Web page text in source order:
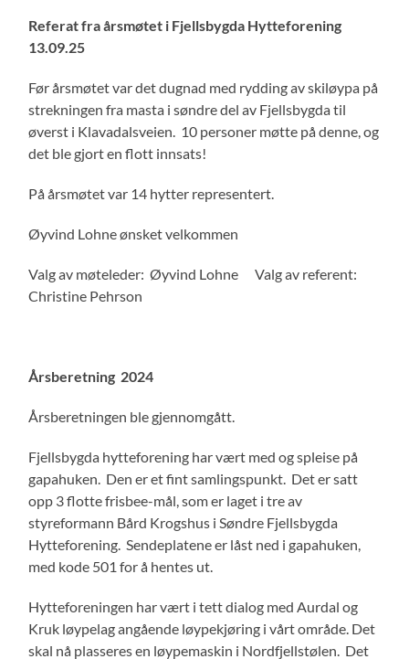
Referat fra årsmøtet i Fjellsbygda Hytteforening
13.09.25
Før årsmøtet var det dugnad med rydding av skiløypa på
strekningen fra masta i søndre del av Fjellsbygda til
øverst i Klavadalsveien. 10 personer møtte på denne, og
det ble gjort en flott innsats!
På årsmøtet var 14 hytter representert.
Øyvind Lohne ønsket velkommen
Valg av møteleder: Øyvind Lohne Valg av referent:
Christine Pehrson
Årsberetning 2024
Årsberetningen ble gjennomgått.
Fjellsbygda hytteforening har vært med og spleise på
gapahuken. Den er et fint samlingspunkt. Det er satt
opp 3 flotte frisbee-mål, som er laget i tre av
styreformann Bård Krogshus i Søndre Fjellsbygda
Hytteforening. Sendeplatene er låst ned i gapahuken,
med kode 501 for å hentes ut.
Hytteforeningen har vært i tett dialog med Aurdal og
Kruk løypelag angående løypekjøring i vårt område. Det
skal nå plasseres en løypemaskin i Nordfjellstølen. Det